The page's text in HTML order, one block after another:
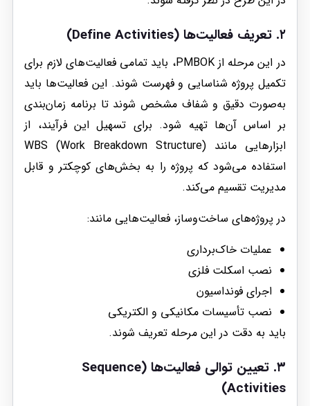
۲. تعریف فعالیت‌ها (Define Activities)
در این مرحله از PMBOK، باید تمامی فعالیت‌های لازم برای
تکمیل پروژه شناسایی و فهرست شوند. این فعالیت‌ها باید
به‌صورت دقیق و شفاف مشخص شوند تا برنامه زمان‌بندی
بر اساس آن‌ها تهیه شود. برای تسهیل این فرآیند، از
ابزارهایی مانند WBS (Work Breakdown Structure)
استفاده می‌شود که پروژه را به بخش‌های کوچکتر و قابل
مدیریت تقسیم می‌کند.
در پروژه‌های ساخت‌وساز، فعالیت‌هایی مانند:
عملیات خاک‌برداری
نصب اسکلت فلزی
اجرای فونداسیون
نصب تأسیسات مکانیکی و الکتریکی
باید به دقت در این مرحله تعریف شوند.
۳.
تعیین توالی فعالیت‌ها (Sequence
Activities)